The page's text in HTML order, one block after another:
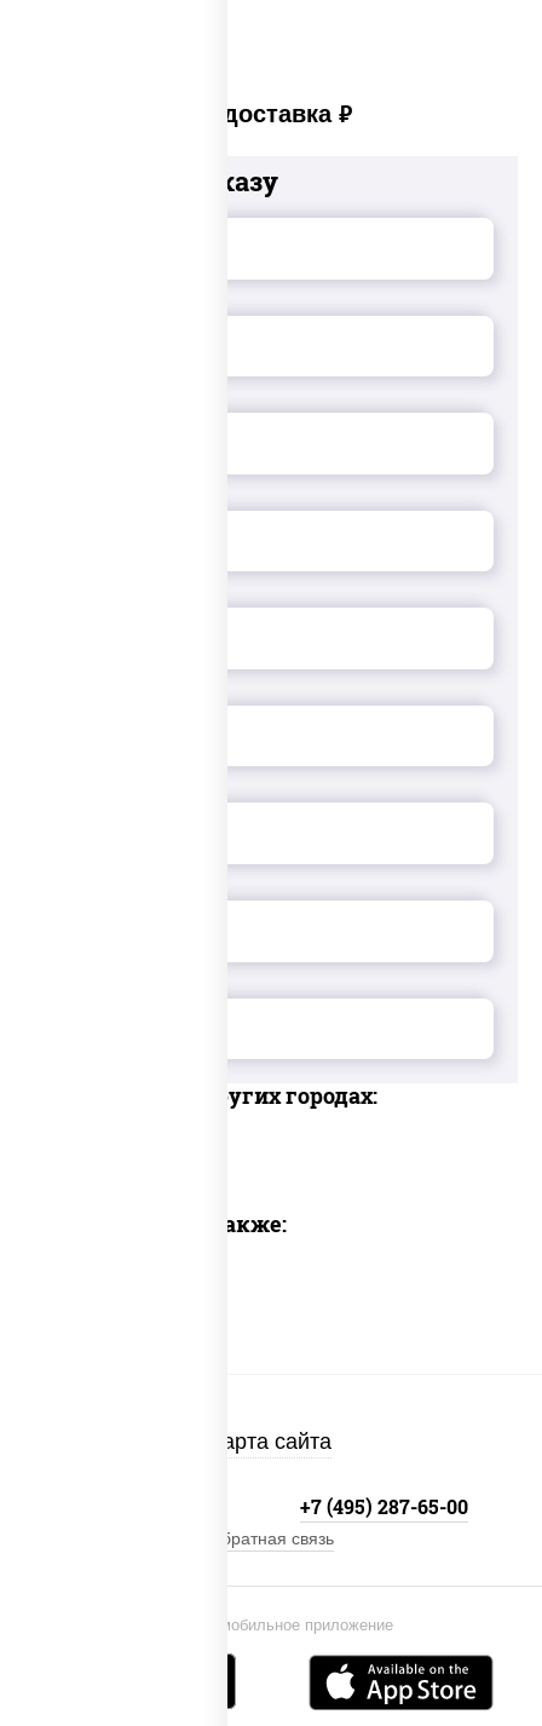
Платная доставка руб
Добавьте к заказу
Доставка в других городах:
Предлагаем также:
Карта сайта
Установи мобильное приложение
+7 (495) 287-65-00
Обратная связь